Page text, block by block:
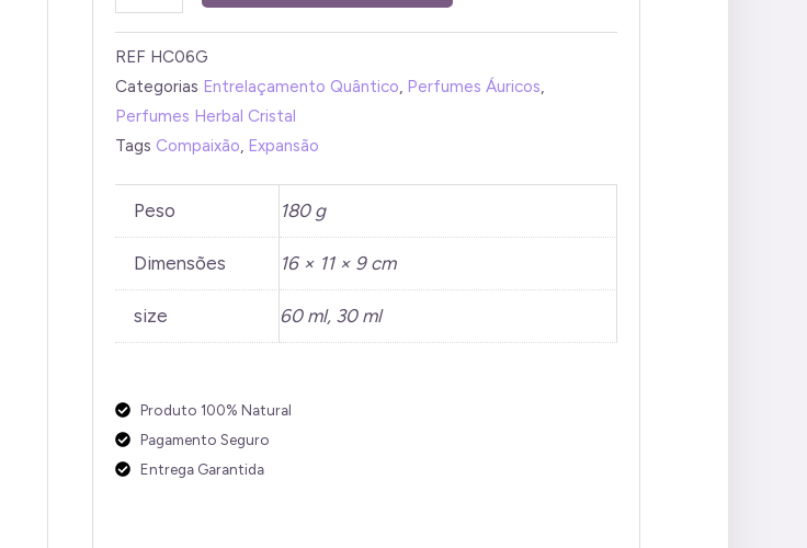
REF HC06G
Categorias Entrelaçamento Quântico, Perfumes Áuricos,
Perfumes Herbal Cristal
Tags Compaixão, Expansão
Peso 180 g
Dimensões 16 × 11 × 9 cm
size 60 ml, 30 ml
Produto 100% Natural
Pagamento Seguro
Entrega Garantida